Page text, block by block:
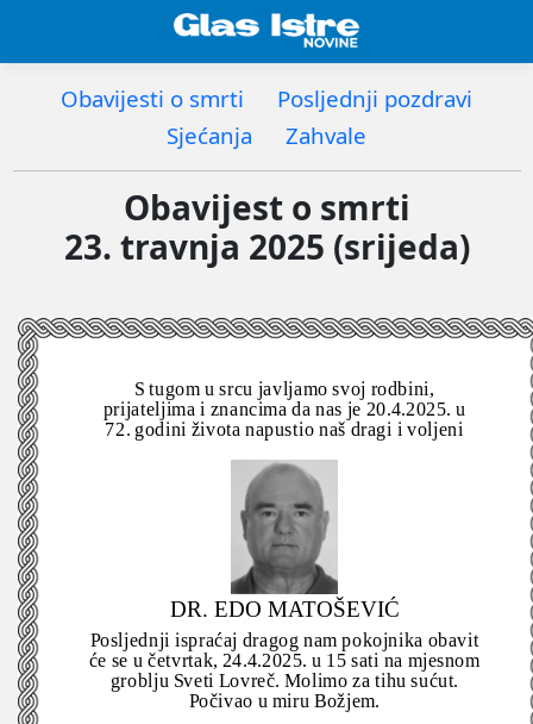
Obavijesti o smrti
Posljednji pozdravi
Sjećanja
Zahvale
Obavijest o smrti
23. travnja 2025 (srijeda)
S tugom u srcu javljamo svoj rodbini,
prijateljima i znancima da nas je 20.4.2025. u
72. godini života napustio naš dragi i voljeni
DR. EDO MATOŠEVIĆ
Posljednji ispraćaj dragog nam pokojnika obavit
će se u četvrtak, 24.4.2025. u 15 sati na mjesnom
groblju Sveti Lovreč. Molimo za tihu sućut.
Počivao u miru Božjem.